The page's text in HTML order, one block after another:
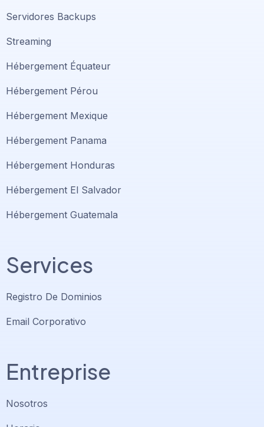
Servidores Backups
Streaming
Hébergement Équateur
Hébergement Pérou
Hébergement Mexique
Hébergement Panama
Hébergement Honduras
Hébergement El Salvador
Hébergement Guatemala
Services
Registro De Dominios
Email Corporativo
Entreprise
Nosotros